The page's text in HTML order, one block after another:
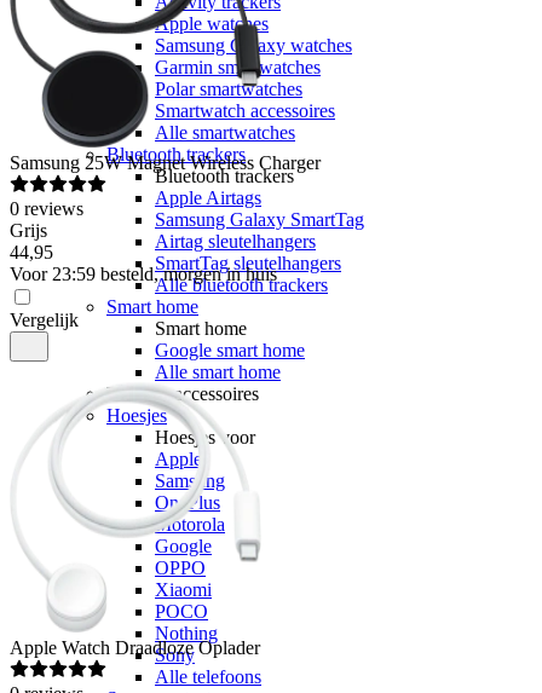
Apple watches
Samsung Galaxy watches
Garmin smartwatches
Polar smartwatches
Smartwatch accessoires
Alle smartwatches
Bluetooth trackers
Bluetooth trackers
Apple Airtags
Samsung Galaxy SmartTag
Airtag sleutelhangers
SmartTag sleutelhangers
Alle bluetooth trackers
Smart home
Smart home
Google smart home
Alle smart home
Telefoonaccessoires
Hoesjes
Hoesjes voor
Apple
Samsung
OnePlus
Motorola
Google
OPPO
Xiaomi
POCO
Nothing
Sony
Alle telefoons
Samsung 25W Magnet Wireless Charger
0 reviews
Grijs
44,95
Voor 23:59 besteld, morgen in huis
Vergelijk
Apple Watch Draadloze Oplader